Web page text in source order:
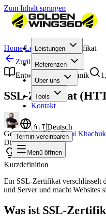
Zum Inhalt springen
Leistungen
Referenzen
Über uns
Tools
Kontakt
🇦🇹Deutsch
Termin vereinbaren
Menü öffnen
Home/Lexikon/SSL-Zertifikat
Zurück zum Lexikon
Entwicklung & Technik
SSL-Zertifikat
Geprüft von Mag. Deni
Director
Kurzdefinition
Ein SSL-Zertifikat verschlüsselt
und Server und macht Websites
Was ist SSL-